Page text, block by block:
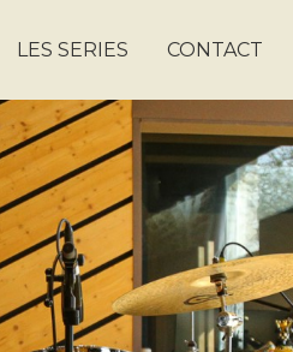
LES SERIES CONTACT